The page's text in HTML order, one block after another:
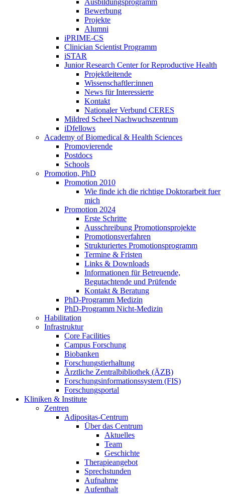
Ausbildungsprogramm
Bewerbung
Projekte
Alumni
iPRIME-CS
Clinician Scientist Programm
iSTAR
Junior Research Center for Reproductive Health
Projektleitende
Wissenschaftler:innen
News für Interessierte
Kontakt
Nationaler Verbund CERES
Mildred Scheel Nachwuchszentrum
iDfellows
Academy of Biomedical & Health Sciences
Promovierende
Postdocs
Schools
Promotion, PhD
Promotion 2010
Wie finde ich die richtige Doktorarbeit fuer
mich
Promotion 2024
Erste Schritte
Ausschreibung Promotionsprojekte
Promotionsverfahren
Strukturiertes Promotionsprogramm
Termine & Fristen
Links & Downloads
Informationen für Betreuende,
Begutachtende und Prüfende
Kontakt & Beratung
PhD-Programm Medizin
PhD-Programm Nicht-Medizin
Habilitation
Infrastruktur
Core Facilities
Campus Forschung
Biobanken
Forschungstierhaltung
Ärztliche Zentralbibliothek (ÄZB)
Forschungsinformationssystem (FIS)
Forschungsportal
Kliniken & Institute
Zentren
Adipositas-Centrum
Über das Centrum
Aktuelles
Team
Geschichte
Therapieangebot
Sprechstunden
Aufnahme
Aufenthalt